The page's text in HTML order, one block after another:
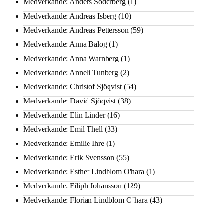
Medverkande: Anders Söderberg (1)
Medverkande: Andreas Isberg (10)
Medverkande: Andreas Pettersson (59)
Medverkande: Anna Balog (1)
Medverkande: Anna Warnberg (1)
Medverkande: Anneli Tunberg (2)
Medverkande: Christof Sjöqvist (54)
Medverkande: David Sjöqvist (38)
Medverkande: Elin Linder(16)
Medverkande: Emil Thell (33)
Medverkande: Emilie Ihre (1)
Medverkande: Erik Svensson (55)
Medverkande: Esther Lindblom O'hara (1)
Medverkande: Filiph Johansson (129)
Medverkande: Florian Lindblom O´hara (43)